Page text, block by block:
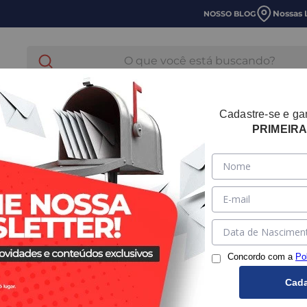
NOSSO BLOG Nossas
LAVANDERIA HIDRÁULICA TUBOS E CONEXOES
Luva de
SKU:1412800138
20mm x 16mm
Cadastre-se e
Concordo com a